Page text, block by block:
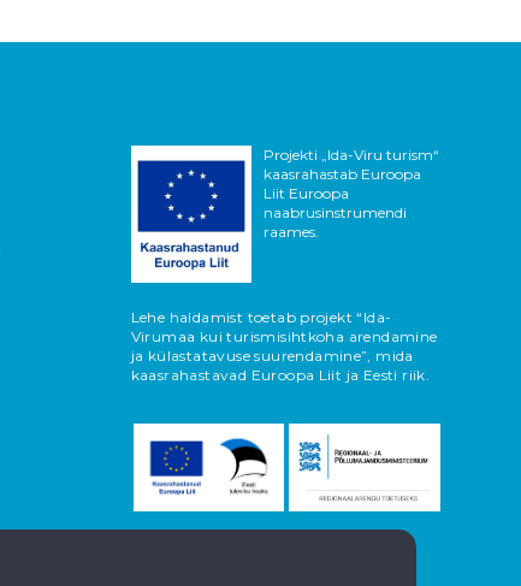
Projekti „Ida-Viru turism“
kaasrahastab Euroopa
Liit Euroopa
naabrusinstrumendi
raames.
Lehe haldamist toetab projekt “Ida-
Virumaa kui turismisihtkoha arendamine
ja külastatavuse suurendamine”, mida
kaasrahastavad Euroopa Liit ja Eesti riik.